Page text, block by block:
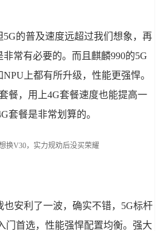
的普及速度远超过我们想象，再
常有必要的。而且麒麟990的5G
上都有所升级，性能更强悍。
餐，用上4G套餐速度也能提高一
套餐是非常划算的。
也安利了一波，确实不错，5G标杆
门首选，性能强悍配置均衡。强大